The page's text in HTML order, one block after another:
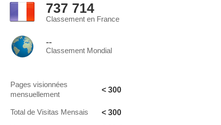
737 714
Classement en France
--
Classement Mondial
Pages visionnées
mensuellement
< 300
Total de Visitas Mensais < 300